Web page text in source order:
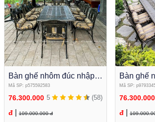
Bàn ghế nhôm đúc nhập
khẩu BN-OD03
Mã SP: p575592583
5 (58)
76.300.000
đ
109.000.000 đ
Bàn ghế
khẩu BN-
Mã SP:
76.300.000
đ